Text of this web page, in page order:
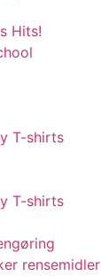
Hits!
T-shirts
T-shirts
rensemidler